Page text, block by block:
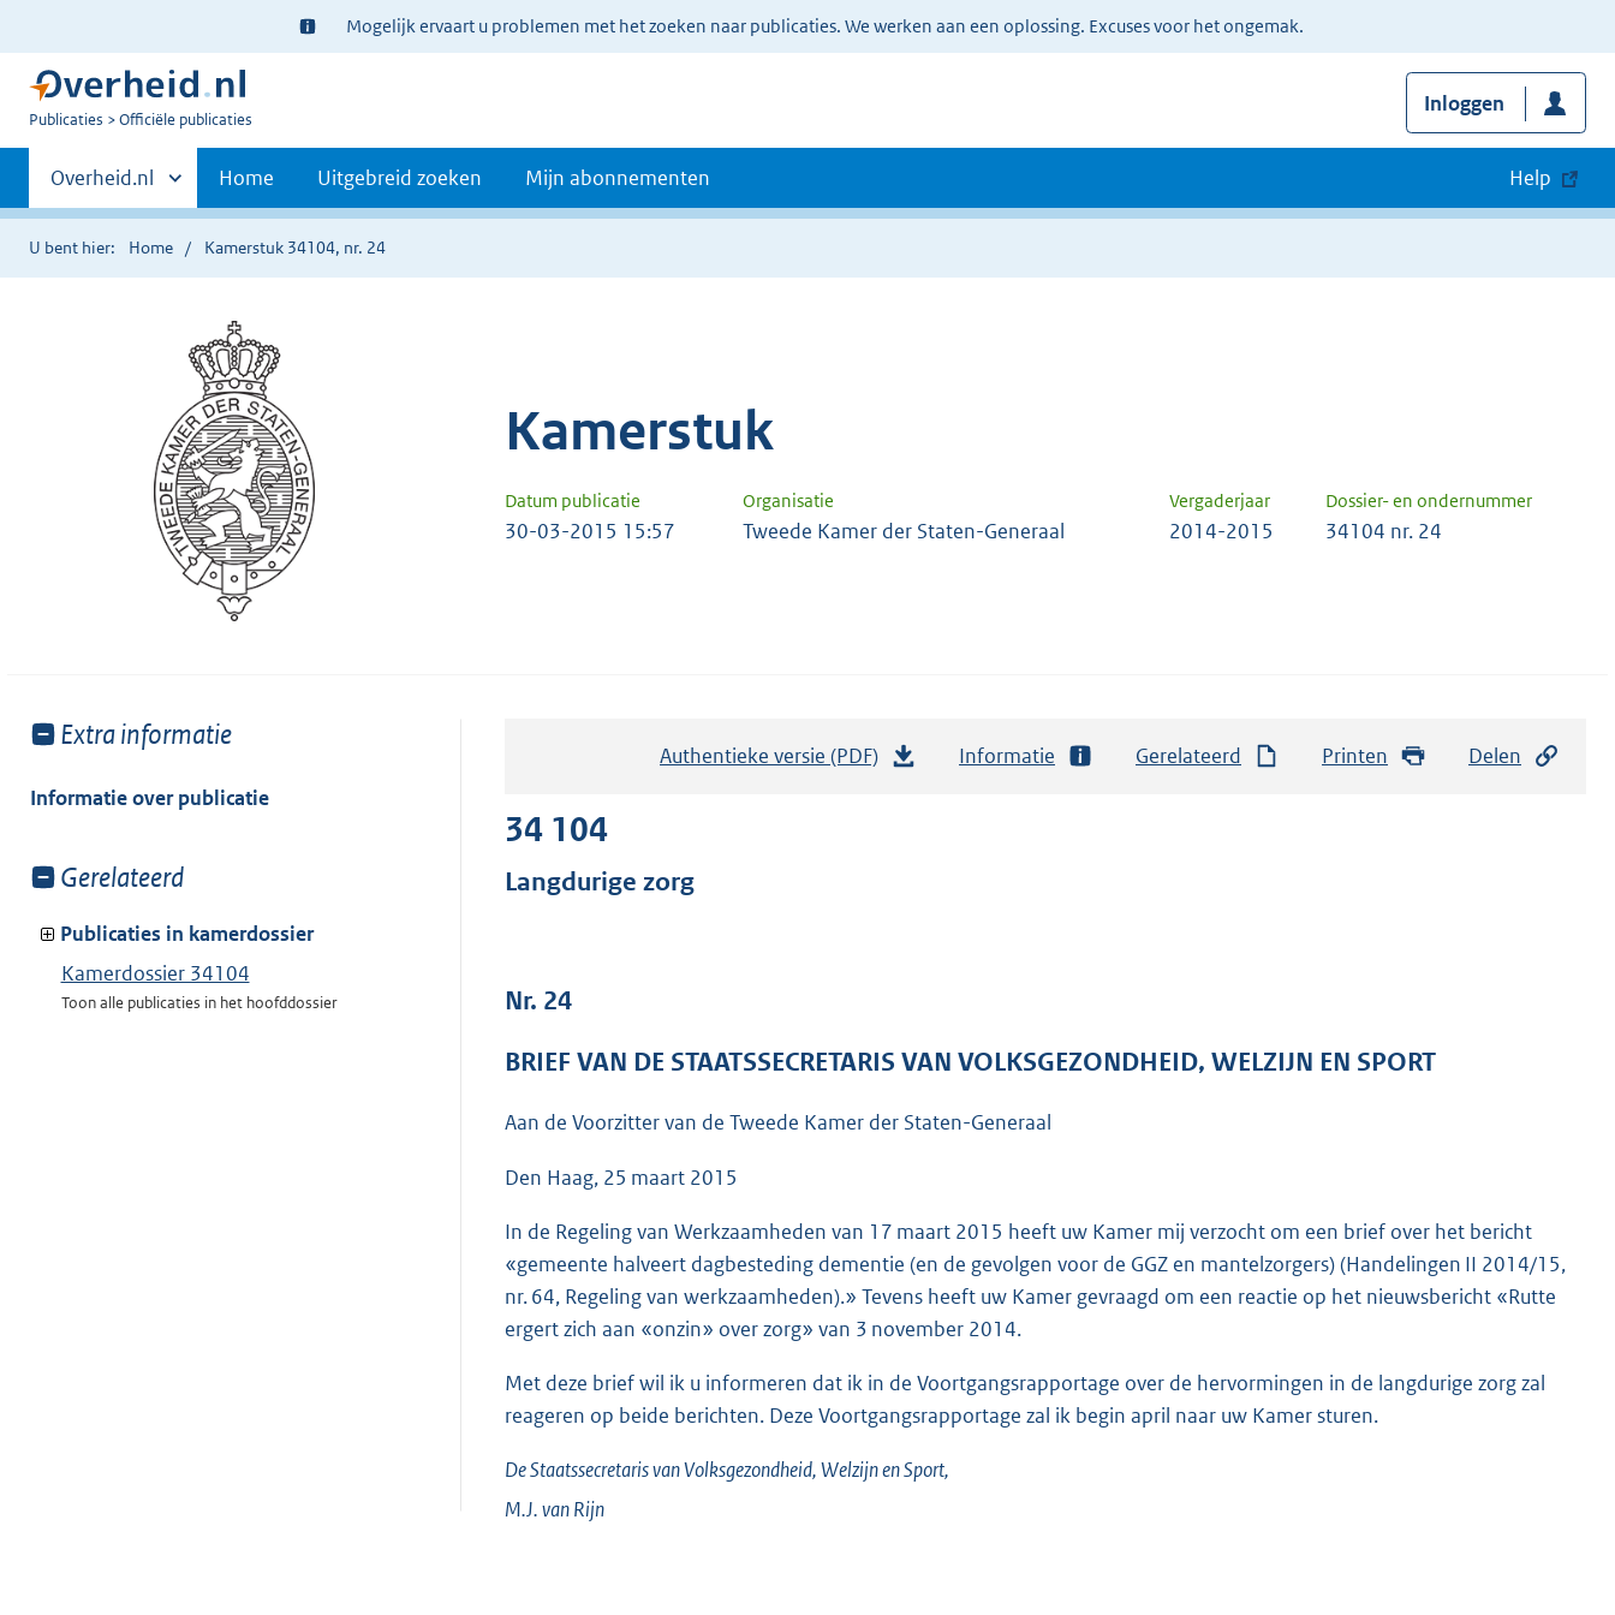
Ter
informatie:
Mogelijk ervaart u problemen met het zoeken naar publicaties. We werken aan een oplossing. Excuses voor het ongemak.
U
Publicaties Officiële publicaties
Inloggen
Primaire
navigatie
Andere
sites
binnen
Overheid.nl Home Uitgebreid zoeken Mijn abonnementen Help
U bent hier: Home Kamerstuk 34104, nr. 24
Kamerstuk
Datum publicatie Organisatie Vergaderjaar Dossier- en ondernummer
30-03-2015 15:57 Tweede Kamer der Staten-Generaal 2014-2015 34104 nr. 24
Toon
van:
Extra informatie
Informatie over publicatie
Toon
van:
Gerelateerd
Publicaties in kamerdossier
Kamerdossier 34104
Toon alle publicaties in het hoofddossier
Authentieke versie (PDF)
r
o
3
6
K
Informatie Gerelateerd Printen Delen
34 104
Langdurige zorg
Nr. 24
BRIEF VAN DE STAATSSECRETARIS VAN VOLKSGEZONDHEID, WELZIJN EN SPORT
Aan de Voorzitter van de Tweede Kamer der Staten-Generaal
Den Haag, 25 maart 2015
In de Regeling van Werkzaamheden van 17 maart 2015 heeft uw Kamer mij verzocht om een brief over het bericht
«gemeente halveert dagbesteding dementie (en de gevolgen voor de GGZ en mantelzorgers) (Handelingen II 2014/15,
nr. 64, Regeling van werkzaamheden).» Tevens heeft uw Kamer gevraagd om een reactie op het nieuwsbericht «Rutte
ergert zich aan «onzin» over zorg» van 3 november 2014.
Met deze brief wil ik u informeren dat ik in de Voortgangsrapportage over de hervormingen in de langdurige zorg zal
reageren op beide berichten. Deze Voortgangsrapportage zal ik begin april naar uw Kamer sturen.
De Staatssecretaris van Volksgezondheid, Welzijn en Sport,
M.J. vanRijn